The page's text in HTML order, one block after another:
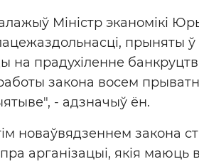
Міністр эканомікі
прыняты
на прадухіленне
закона восем
- адзначыў ён.
новаўвядзеннем закона
пра арганізацыі, якія маюць